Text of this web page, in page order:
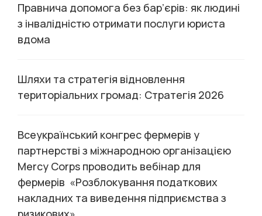
Правнича допомога без бар’єрів: як людині
з інвалідністю отримати послуги юриста
вдома
Шляхи та стратегія відновлення
територіальних громад: Стратегія 2026
Всеукраїнський конгрес фермерів у
партнерстві з міжнародною організацією
Mercy Corps проводить вебінар для
фермерів «Розблокування податкових
накладних та виведення підприємства з